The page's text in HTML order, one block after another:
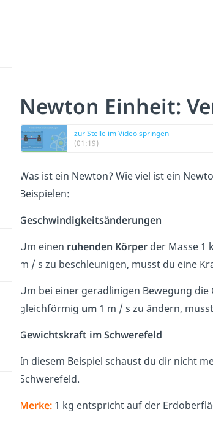
Newton Einheit:
zur Stelle im Video springen
(01:19)
Was ist ein Newton? Wie viel ist ein
Beispielen:
Geschwindigkeitsänderungen
Um einen ruhenden Körper der Masse 1
m / s zu beschleunigen, musst du eine
Um bei einer geradlinigen Bewegung
gleichförmig um 1 m / s zu ändern,
Gewichtskraft im Schwerefeld
In diesem Beispiel schaust du dir nicht
Schwerefeld.
Merke: 1 kg entspricht auf der